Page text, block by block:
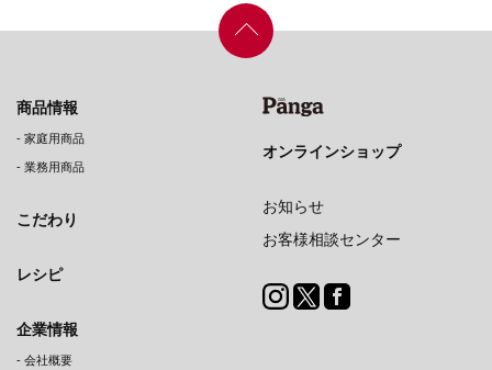
商品情報
- 家庭用商品
- 業務用商品
こだわり
レシピ
企業情報
- 会社概要
オンラインショップ
お知らせ
お客様相談センター